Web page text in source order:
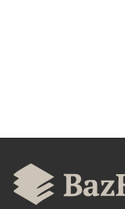
BIBTEX
pobierz cytat